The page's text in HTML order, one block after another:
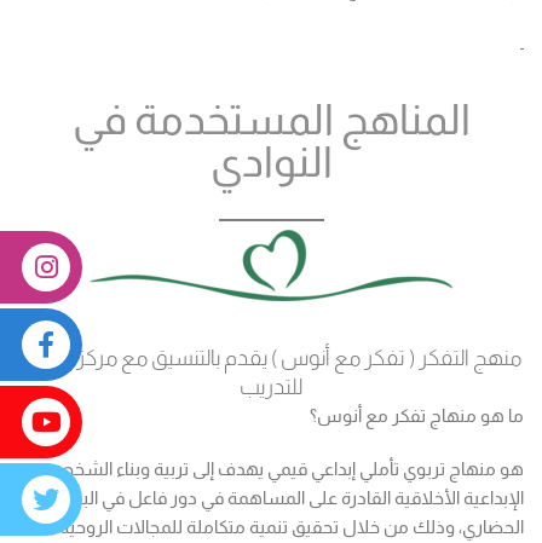
المناهج المستخدمة في
النوادي
منهج التفكر ( تفكر مع أنوس ) يقدم بالتنسيق مع مركز التفكر
للتدريب
ما هو منهاج تفكر مع أنوس؟
هو منهاج تربوي تأملي إبداعي قيمي يهدف إلى تربية وبناء الشخصية
الإبداعية الأخلاقية القادرة على المساهمة في دور فاعل في البناء
الحضاري، وذلك من خلال تحقيق تنمية متكاملة للمجالات الروحية